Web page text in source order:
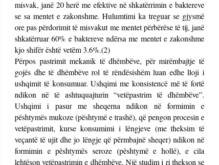
misvak, janë 20 herë me efektive në shkatërrimin e baktereve
se sa mentet e zakonshme. Hulumtimi ka treguar se gjysmë
ore pas përdorimit të misvakut me mentet përbërëse të tij, janë
shkatërruar 60% e baktereve ndërsa me mentet e zakonshme
kjo shifër është vetëm 3.6%.(2)
Përpos pastrimit mekanik të dhëmbëve, për mirëmbajtje të
gojës dhe të dhëmbëve rol të rëndësishëm luan edhe lloji i
ushqimit të konsumuar. Ushqimi me konsistencë më të fortë
ndikon në të ashtuquajturin “vetëpastrim të dhëmbëve”.
Ushqimi i pasur me sheqerna ndikon në formimin e
pështymës mukoze (pështymë e trashë), që pengon procesin e
vetëpastrimit, kurse konsumimi i lëngjeve (me theksim të
veçantë të ujit dhe jo lëngje që përmbajnë sheqer) ndikon në
formimin e pështymës seroze (pështymë e hollë), e cila
lehtëson vetëpastrimin e dhëmbëve. Një studim i ri thekson se